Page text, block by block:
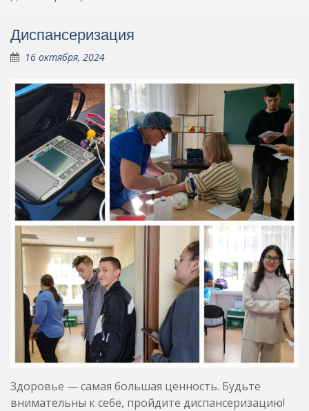
Диспансеризация
16 октября, 2024
Здоровье — самая большая ценность. Будьте
внимательны к себе, пройдите диспансеризацию!